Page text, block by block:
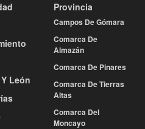
León
Provincia
Campos De Gómara
Comarca De
Almazán
Comarca De Pinares
Comarca De Tierras
Altas
Comarca Del
Moncayo